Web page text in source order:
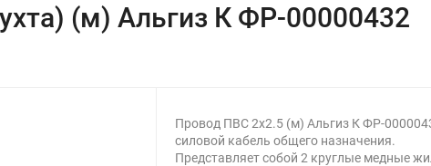
(м) Альгиз К ФР-00000432
Провод ПВС 2х2.5 (м) Альгиз К ФР-
силовой кабель общего назначения.
Представляет собой 2 круглые медные